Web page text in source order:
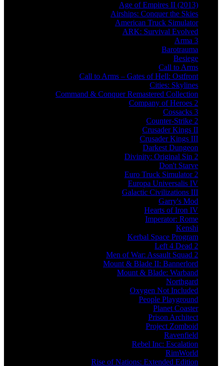
Age of Empires II (2013)
Airships: Conquer the Skies
American Truck Simulator
ARK: Survival Evolved
Arma 3
Barotrauma
Besiege
Call to Arms
Call to Arms – Gates of Hell: Ostfront
Cities: Skylines
Command & Conquer Remastered Collection
Company of Heroes 2
Cossacks 3
Counter-Strike 2
Crusader Kings II
Crusader Kings III
Darkest Dungeon
Divinity: Original Sin 2
Don't Starve
Euro Truck Simulator 2
Europa Universalis IV
Galactic Civilizations III
Garry's Mod
Hearts of Iron IV
Imperator: Rome
Kenshi
Kerbal Space Program
Left 4 Dead 2
Men of War: Assault Squad 2
Mount & Blade II: Bannerlord
Mount & Blade: Warband
Northgard
Oxygen Not Included
People Playground
Planet Coaster
Prison Architect
Project Zomboid
Ravenfield
Rebel Inc: Escalation
RimWorld
Rise of Nations: Extended Edition